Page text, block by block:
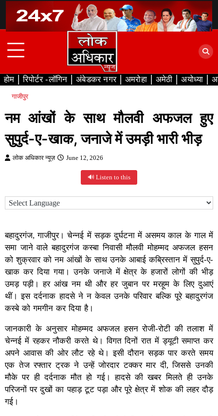
content
होम रिपोर्टर -लॉगिन अंबेडकर नगर अमरोहा अमेठी अयोध्या
गाजीपुर
नम आंखों के साथ मौलवी अफजल हुए
सुपुर्द-ए-खाक, जनाजे में उमड़ी भारी भीड़
लोक अधिकार न्यूज़ June 12, 2026
🔊 Listen to this
बहादुरगंज, गाजीपुर। चेन्नई में सड़क दुर्घटना में असमय काल के गाल में
समा जाने वाले बहादुरगंज कस्बा निवासी मौलवी मोहम्मद अफजल हसन
को शुक्रवार को नम आंखों के साथ उनके आबाई कब्रिस्तान में सुपुर्द-ए-
खाक कर दिया गया। उनके जनाजे में क्षेत्र के हजारों लोगों की भीड़
उमड़ पड़ी। हर आंख नम थी और हर जुबान पर मरहूम के लिए दुआएं
थीं। इस दर्दनाक हादसे ने न केवल उनके परिवार बल्कि पूरे बहादुरगंज
कस्बे को गमगीन कर दिया है।
जानकारी के अनुसार मोहम्मद अफजल हसन रोजी-रोटी की तलाश में
चेन्नई में रहकर नौकरी करते थे। विगत दिनों रात में ड्यूटी समाप्त कर
अपने आवास की ओर लौट रहे थे। इसी दौरान सड़क पार करते समय
एक तेज रफ्तार ट्रक ने उन्हें जोरदार टक्कर मार दी, जिससे उनकी
मौके पर ही दर्दनाक मौत हो गई। हादसे की खबर मिलते ही उनके
परिजनों पर दुखों का पहाड़ टूट पड़ा और पूरे क्षेत्र में शोक की लहर दौड़
गई।